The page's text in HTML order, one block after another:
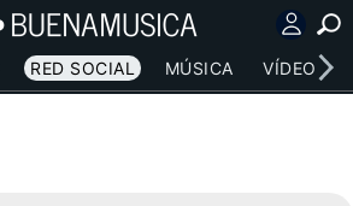
RED SOCIAL MÚSICA VÍDEOS